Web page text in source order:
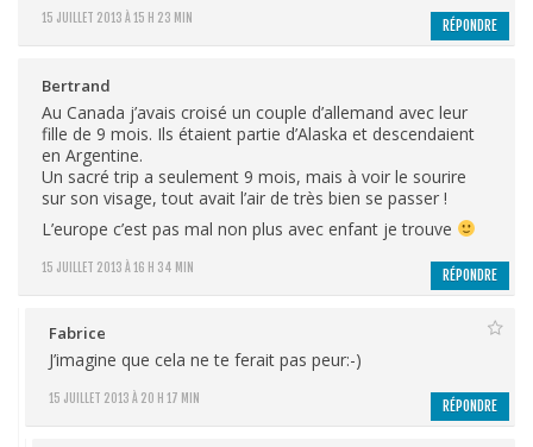
15 JUILLET 2013 À 15 H 23 MIN RÉPONDRE
Bertrand
15 JUILLET 2013 À 16 H 34 MIN
Au Canada j’avais croisé un couple d’allemand avec leur
fille de 9 mois. Ils étaient partie d’Alaska et descendaient
en Argentine.
Un sacré trip a seulement 9 mois, mais à voir le sourire
sur son visage, tout avait l’air de très bien se passer !
L’europe c’est pas mal non plus avec enfant je trouve
RÉPONDRE
Fabrice
15 JUILLET 2013 À 20 H 17 MIN
J’imagine que cela ne te ferait pas peur:-)
RÉPONDRE